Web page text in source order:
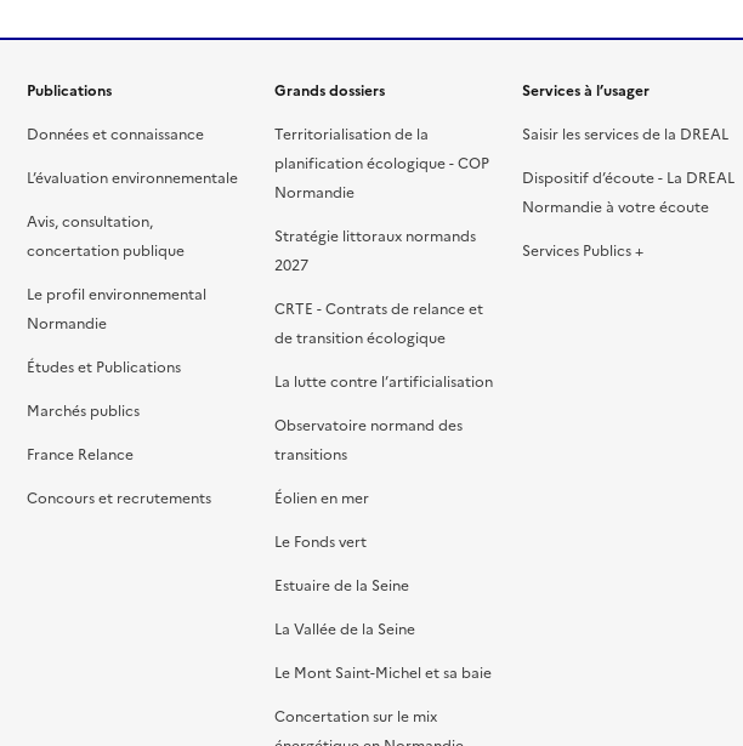
Publications
Données et connaissance
L’évaluation environnementale
Avis, consultation,
concertation publique
Le profil environnemental
Normandie
Études et Publications
Marchés publics
France Relance
Concours et recrutements
Grands dossiers
Territorialisation de la
planification écologique - COP
Normandie
Stratégie littoraux normands
2027
CRTE - Contrats de relance et
de transition écologique
La lutte contre l’artificialisation
Observatoire normand des
transitions
Éolien en mer
Le Fonds vert
Estuaire de la Seine
La Vallée de la Seine
Le Mont Saint-Michel et sa baie
Concertation sur le mix
Services à l’usager
Saisir les services de la DREAL
Dispositif d’écoute - La DREAL
Normandie à votre écoute
Services Publics +